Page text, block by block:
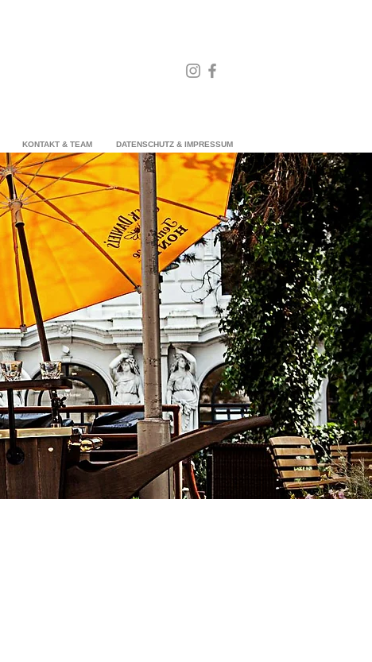
KONTAKT & TEAM DATENSCHUTZ & IMPRESSUM